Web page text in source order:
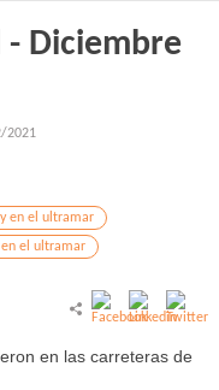
Diciembre
2021
en el ultramar
el ultramar
en las carreteras de